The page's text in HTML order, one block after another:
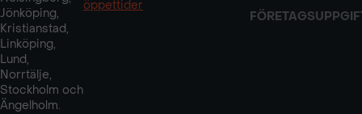
Jönköping,
Kristianstad,
Linköping,
Lund,
Norrtälje,
Stockholm och
Ängelholm.
öppettider